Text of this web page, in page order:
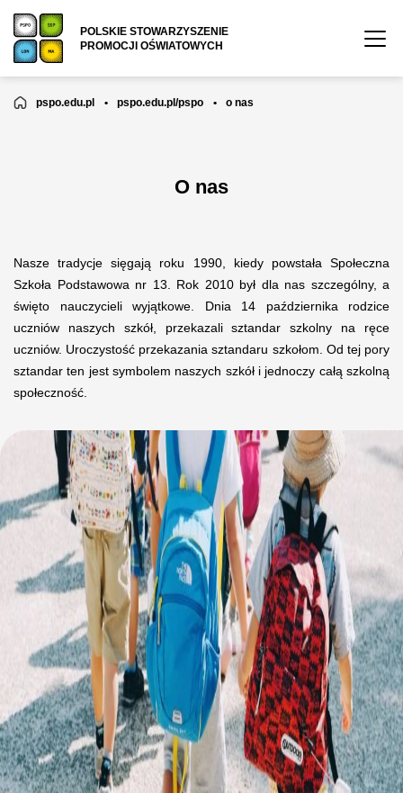
POLSKIE STOWARZYSZENIE
PROMOCJI OŚWIATOWYCH
pspo.edu.pl • pspo.edu.pl/pspo • o nas
O nas
Nasze tradycje sięgają roku 1990, kiedy powstała Społeczna
Szkoła Podstawowa nr 13. Rok 2010 był dla nas szczególny, a
święto nauczycieli wyjątkowe. Dnia 14 października rodzice
uczniów naszych szkół, przekazali sztandar szkolny na ręce
uczniów. Uroczystość przekazania sztandaru szkołom. Od tej pory
sztandar ten jest symbolem naszych szkół i jednoczy całą szkolną
społeczność.